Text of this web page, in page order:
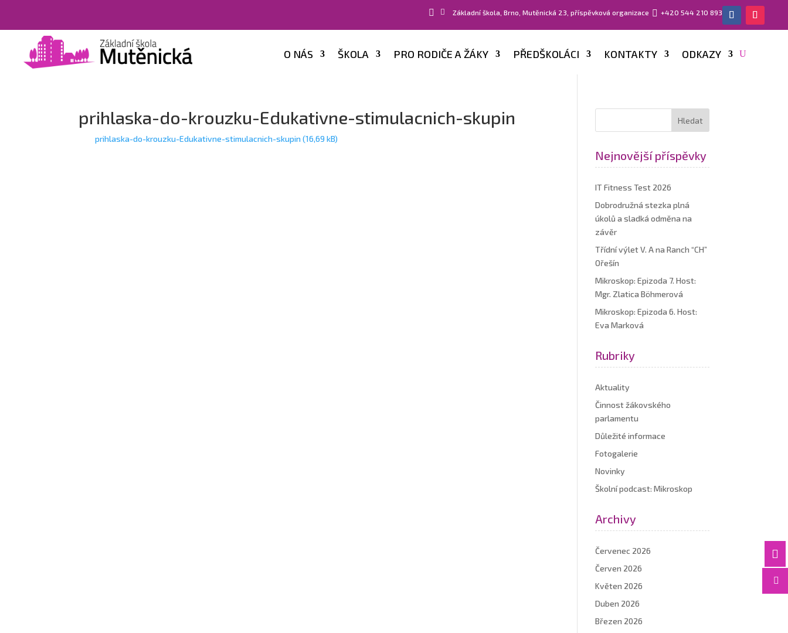
  Základní škola, Brno, Mutěnická 23, příspěvková organizace  +420 544 210 893
O NÁS ŠKOLA PRO RODIČE A ŽÁKY PŘEDŠKOLÁCI KONTAKTY ODKAZY


prihlaska-do-krouzku-Edukativne-stimulacnich-skupin
prihlaska-do-krouzku-Edukativne-stimulacnich-skupin
Nejnovější příspěvky
IT Fitness Test 2026
Dobrodružná stezka plná
úkolů a sladká odměna na
závěr
Třídní výlet V. A na Ranch “CH”
Ořešín
Mikroskop: Epizoda 7. Host:
Mgr. Zlatica Böhmerová
Mikroskop: Epizoda 6. Host:
Eva Marková
Rubriky
Aktuality
Činnost žákovského
parlamentu
Důležité informace
Fotogalerie
Novinky
Školní podcast: Mikroskop
Archivy
Červenec 2026
Červen 2026
Květen 2026
Duben 2026
Březen 2026